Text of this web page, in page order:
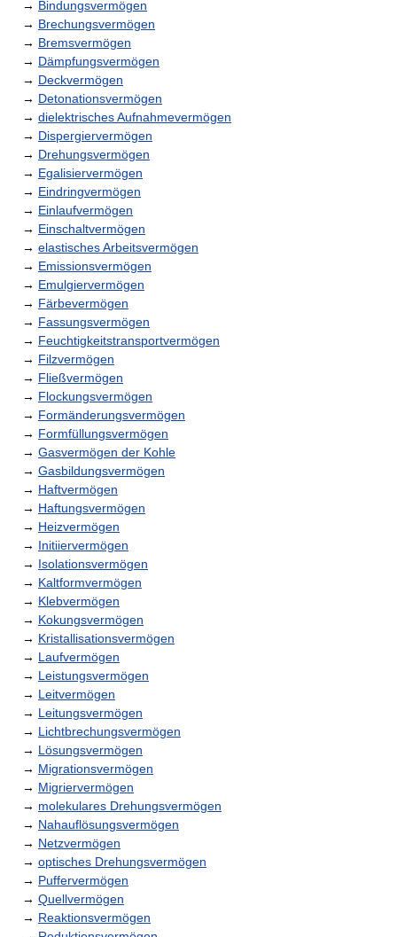
→ Bindungsvermögen
→ Brechungsvermögen
→ Bremsvermögen
→ Dämpfungsvermögen
→ Deckvermögen
→ Detonationsvermögen
→ dielektrisches Aufnahmevermögen
→ Dispergiervermögen
→ Drehungsvermögen
→ Egalisiervermögen
→ Eindringvermögen
→ Einlaufvermögen
→ Einschaltvermögen
→ elastisches Arbeitsvermögen
→ Emissionsvermögen
→ Emulgiervermögen
→ Färbevermögen
→ Fassungsvermögen
→ Feuchtigkeitstransportvermögen
→ Filzvermögen
→ Fließvermögen
→ Flockungsvermögen
→ Formänderungsvermögen
→ Formfüllungsvermögen
→ Gasvermögen der Kohle
→ Gasbildungsvermögen
→ Haftvermögen
→ Haftungsvermögen
→ Heizvermögen
→ Initiiervermögen
→ Isolationsvermögen
→ Kaltformvermögen
→ Klebvermögen
→ Kokungsvermögen
→ Kristallisationsvermögen
→ Laufvermögen
→ Leistungsvermögen
→ Leitvermögen
→ Leitungsvermögen
→ Lichtbrechungsvermögen
→ Lösungsvermögen
→ Migrationsvermögen
→ Migriervermögen
→ molekulares Drehungsvermögen
→ Nahauflösungsvermögen
→ Netzvermögen
→ optisches Drehungsvermögen
→ Puffervermögen
→ Quellvermögen
→ Reaktionsvermögen